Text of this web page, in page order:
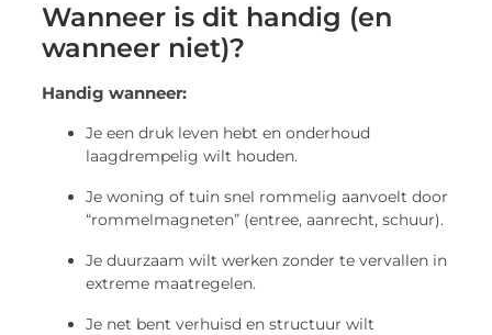
Wanneer is dit handig (en
wanneer niet)?
Handig wanneer:
Je een druk leven hebt en onderhoud
laagdrempelig wilt houden.
Je woning of tuin snel rommelig aanvoelt door
“rommelmagneten” (entree, aanrecht, schuur).
Je duurzaam wilt werken zonder te vervallen in
extreme maatregelen.
Je net bent verhuisd en structuur wilt